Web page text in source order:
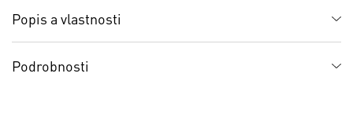
Popis a vlastnosti
Podrobnosti